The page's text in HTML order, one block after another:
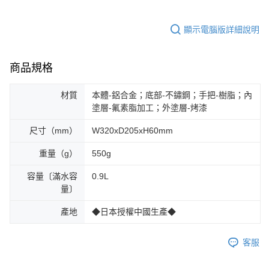
顯示電腦版詳細說明
商品規格
材質
本體-鋁合金；底部-不鏽鋼；手把-樹脂；內
塗層-氟素脂加工；外塗層-烤漆
尺寸（mm） W320xD205xH60mm
重量（g） 550g
容量〔滿水容
量〕
0.9L
產地 ◆日本授權中國生產◆
客服